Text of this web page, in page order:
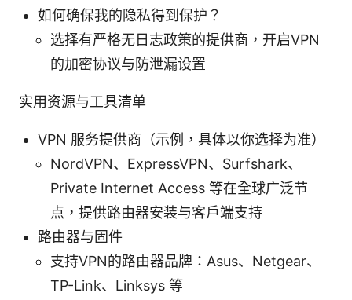
如何确保我的隐私得到保护？
选择有严格无日志政策的提供商，开启VPN
的加密协议与防泄漏设置
实用资源与工具清单
VPN 服务提供商（示例，具体以你选择为准）
NordVPN、ExpressVPN、Surfshark、
Private Internet Access 等在全球广泛节
点，提供路由器安装与客户端支持
路由器与固件
支持VPN的路由器品牌：Asus、Netgear、
TP-Link、Linksys 等